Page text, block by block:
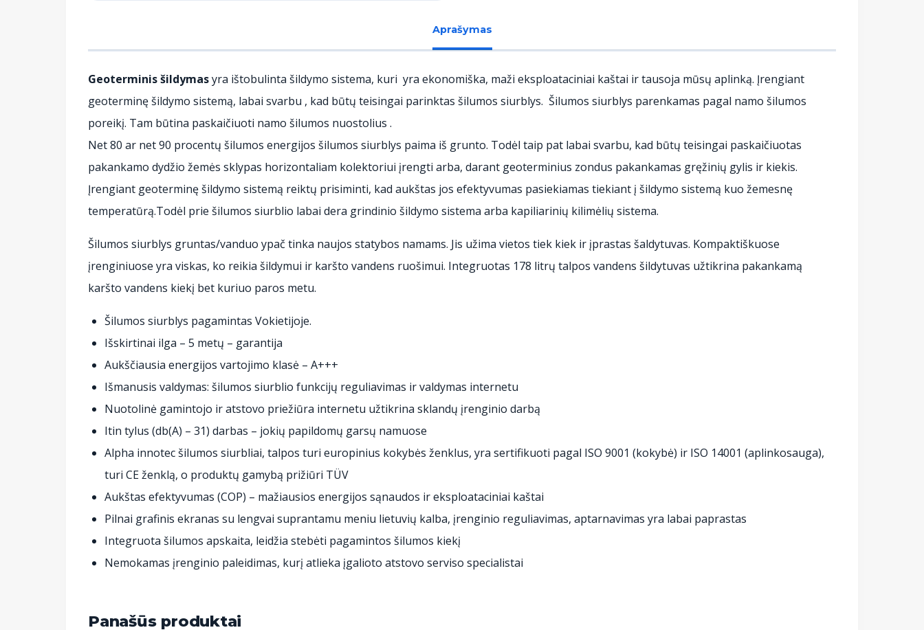
Aprašymas
Geoterminis šildymasyra ištobulinta šildymo sistema, kuri yra ekonomiška, maži eksploataciniai kaštai ir tausoja mūsų aplinką. Įrengiant
geoterminę šildymo sistemą, labai svarbu , kad būtų teisingai parinktas šilumos siurblys. Šilumos siurblys parenkamas pagal namo šilumos
poreikį. Tam būtina paskaičiuoti namo šilumos nuostolius .
Net 80 ar net 90 procentų šilumos energijos šilumos siurblys paima iš grunto. Todėl taip pat labai svarbu, kad būtų teisingai paskaičiuotas
pakankamo dydžio žemės sklypas horizontaliam kolektoriui įrengti arba, darant geoterminius zondus pakankamas gręžinių gylis ir kiekis.
Įrengiant geoterminę šildymo sistemą reiktų prisiminti, kad aukštas jos efektyvumas pasiekiamas tiekiant į šildymo sistemą kuo žemesnę
temperatūrą.Todėl prie šilumos siurblio labai dera grindinio šildymo sistema arba kapiliarinių kilimėlių sistema.
Šilumos siurblys gruntas/vanduo ypač tinka naujos statybos namams. Jis užima vietos tiek kiek ir įprastas šaldytuvas. Kompaktiškuose
įrenginiuose yra viskas, ko reikia šildymui ir karšto vandens ruošimui. Integruotas 178 litrų talpos vandens šildytuvas užtikrina pakankamą
karšto vandens kiekį bet kuriuo paros metu.
Šilumos siurblys pagamintas Vokietijoje.
Išskirtinai ilga – 5 metų – garantija
Aukščiausia energijos vartojimo klasė – A+++
Išmanusis valdymas: šilumos siurblio funkcijų reguliavimas ir valdymas internetu
Nuotolinė gamintojo ir atstovo priežiūra internetu užtikrina sklandų įrenginio darbą
Itin tylus (db(A) – 31) darbas – jokių papildomų garsų namuose
Alpha innotec šilumos siurbliai, talpos turi europinius kokybės ženklus, yra sertifikuoti pagal ISO 9001 (kokybė) ir ISO 14001 (aplinkosauga),
turi CE ženklą, o produktų gamybą prižiūri TÜV
Aukštas efektyvumas (COP) – mažiausios energijos sąnaudos ir eksploataciniai kaštai
Pilnai grafinis ekranas su lengvai suprantamu meniu lietuvių kalba, įrenginio reguliavimas, aptarnavimas yra labai paprastas
Integruota šilumos apskaita, leidžia stebėti pagamintos šilumos kiekį
Nemokamas įrenginio paleidimas, kurį atlieka įgalioto atstovo serviso specialistai
Panašūs produktai